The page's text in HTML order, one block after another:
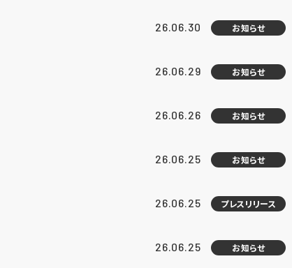
26.06.30 お知らせ
26.06.29 お知らせ
26.06.26 お知らせ
26.06.25 お知らせ
26.06.25 プレスリリース
26.06.25 お知らせ